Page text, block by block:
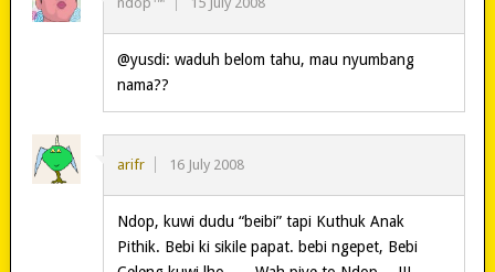
@yusdi: waduh belom tahu, mau nyumbang
nama??
arifr 16 July 2008
Ndop, kuwi dudu “beibi” tapi Kuthuk Anak
Pithik. Bebi ki sikile papat. bebi ngepet, Bebi